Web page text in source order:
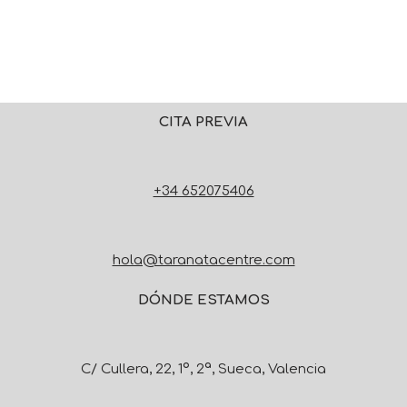
CITA PREVIA
+34 652075406
hola@taranatacentre.com
DÓNDE ESTAMOS
C/ Cullera, 22, 1º, 2ª, Sueca, Valencia